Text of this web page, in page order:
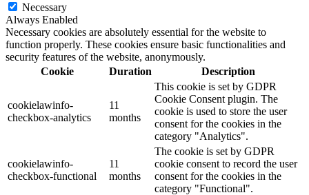
Necessary
Always Enabled
Necessary cookies are absolutely essential for the website to
function properly. These cookies ensure basic functionalities and
security features of the website, anonymously.
Cookie
Duration Description
cookielawinfo-
checkbox-analytics
11
months
This cookie is set by GDPR
Cookie Consent plugin. The
cookie is used to store the user
consent for the cookies in the
category "Analytics".
cookielawinfo-
checkbox-functional
11
months
The cookie is set by GDPR
cookie consent to record the user
consent for the cookies in the
category "Functional".